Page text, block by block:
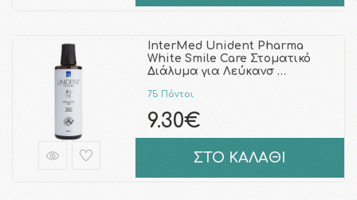
InterMed Unident Pharma
White Smile Care Στοματικό
Διάλυμα για Λεύκανσ …
75 Πόντοι
9.30€
ΣΤΟ ΚΑΛΑΘΙ